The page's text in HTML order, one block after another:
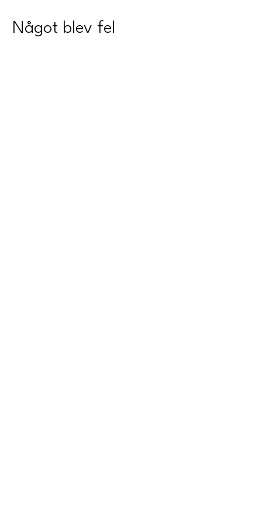
Något blev fel